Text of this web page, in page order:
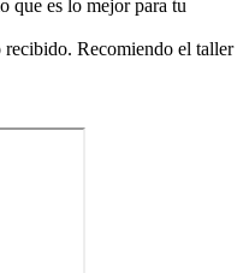
que es lo mejor para tu
Recomiendo el taller